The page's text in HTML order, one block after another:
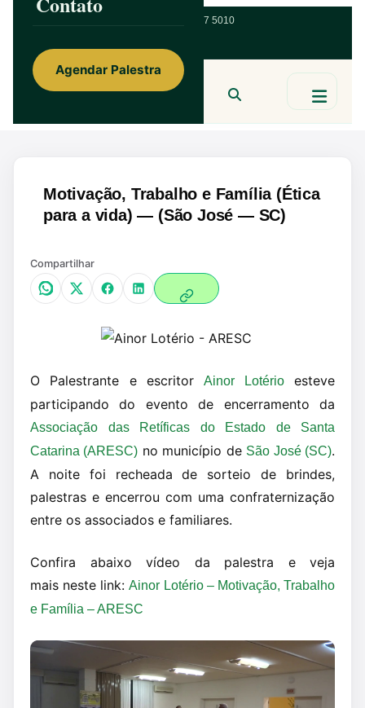
47 9 9967 5010
Ainor Lotério
Agendar Palestra
Motivação, Trabalho e Família (Ética
para a vida) — (São José — SC)
Compartilhar
O Palestrante e escritorAinor Lotérioesteve
participando do evento de encerramento da
Associação das Retíficas do Estado de Santa
Catarina (ARESC) no município de São José (SC).
A noite foi recheada de sorteio de brindes,
palestras e encerrou com uma confraternização
entre os associados e familiares.
Confira abaixo vídeo da palestra e veja
mais neste link:Ainor Lotério – Motivação, Trabalho
e Família – ARESC